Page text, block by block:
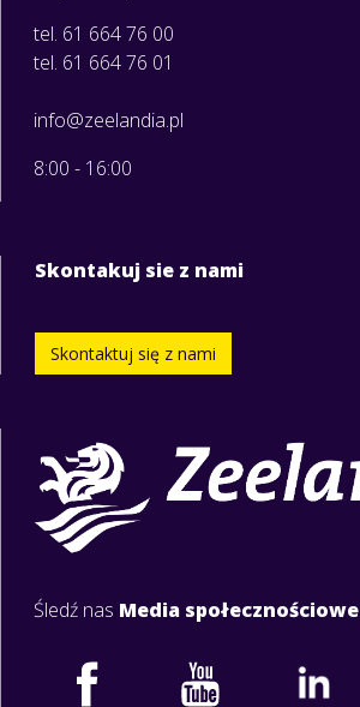
tel. 61 664 76 00
tel. 61 664 76 01
info@zeelandia.pl
8:00 - 16:00
Skontakuj sie z nami
Skontaktuj się z nami
Śledź nas Media społecznościowe